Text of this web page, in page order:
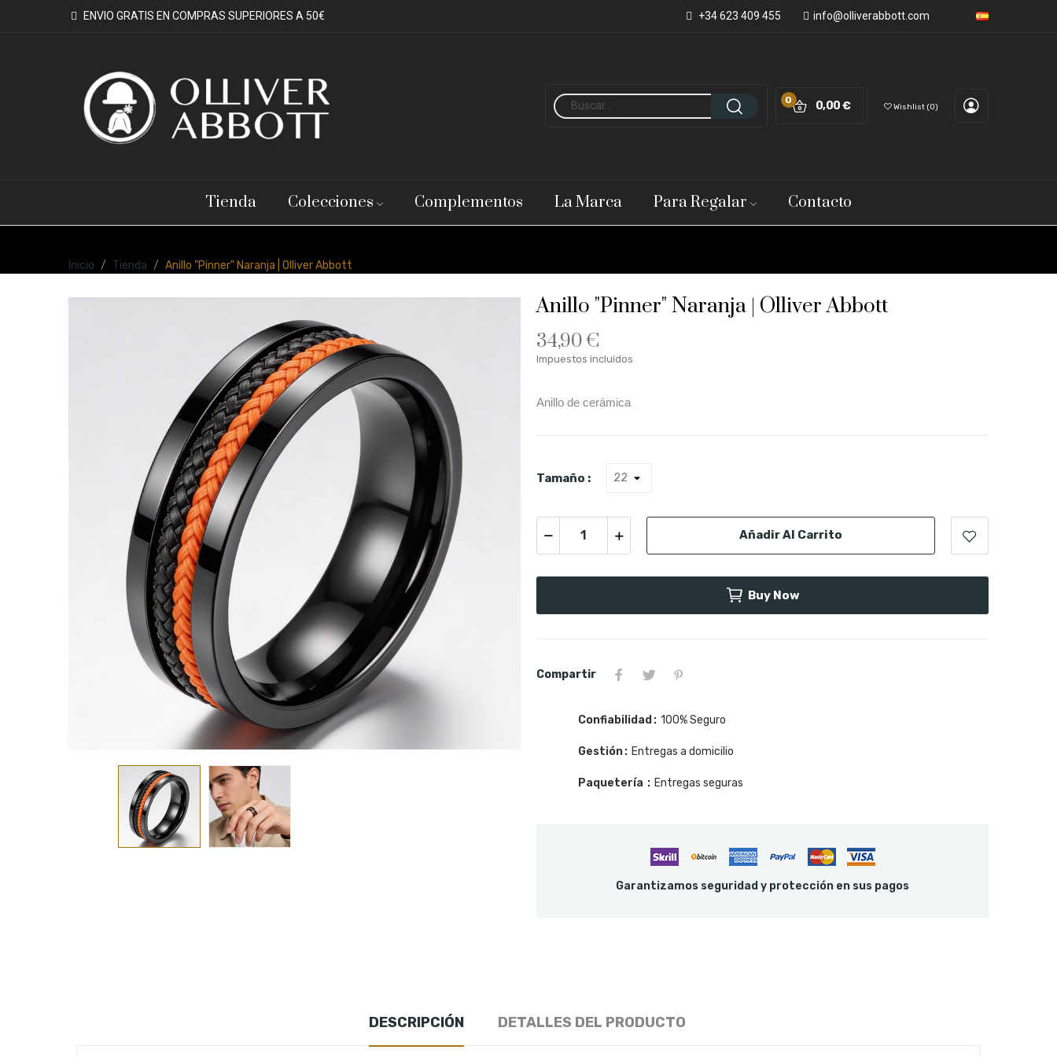
ENVIO GRATIS EN COMPRAS SUPERIORES A 50€ +34 623 409 455 info@olliverabbott.com
0,00 €
0
Wishlist 0
Tienda Colecciones Complementos La Marca Para Regalar Contacto
Inicio Tienda Anillo "Pinner" Naranja | Olliver Abbott
Anillo "Pinner" Naranja | Olliver Abbott
34,90 €
Impuestos incluidos
Anillo de cerámica
Tamaño :
Añadir Al Carrito
Buy Now
Compartir
Confiabilidad 100% Seguro
Gestión Entregas a domicilio
Paquetería Entregas seguras
Garantizamos seguridad y protección en sus pagos
DESCRIPCIÓN DETALLES DEL PRODUCTO